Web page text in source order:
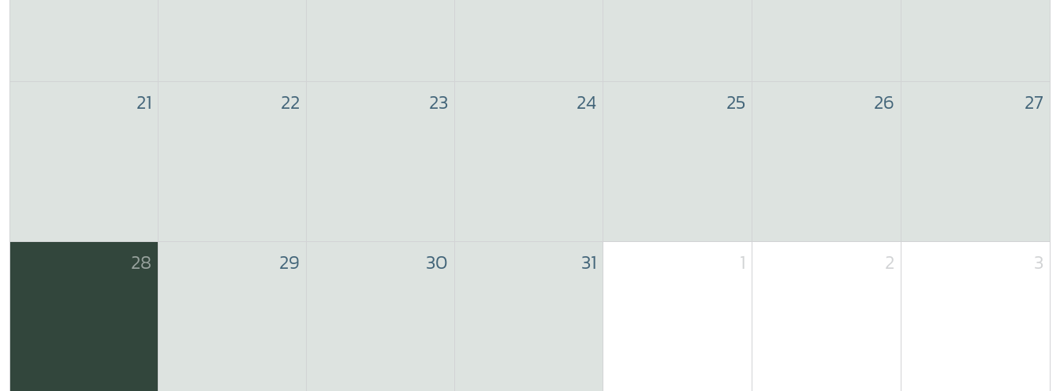
21 22 23 24 25 26 27
28 29 30 31 1 2 3